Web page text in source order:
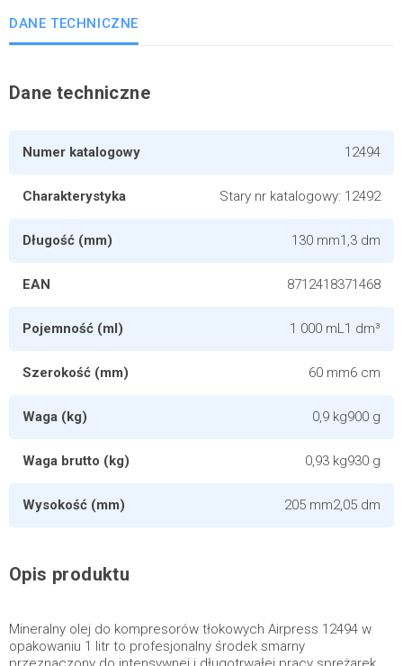
DANE TECHNICZNE
Dane techniczne
Numer katalogowy 12494
Charakterystyka Stary nr katalogowy: 12492
Długość (mm) 130 mm1,3 dm
EAN 8712418371468
Pojemność (ml) 1 000 mL1 dm³
Szerokość (mm) 60 mm6 cm
Waga (kg) 0,9 kg900 g
Waga brutto (kg) 0,93 kg930 g
Wysokość (mm) 205 mm2,05 dm
Opis produktu
Mineralny olej do kompresorów tłokowych Airpress 12494 w
opakowaniu 1 litr to profesjonalny środek smarny